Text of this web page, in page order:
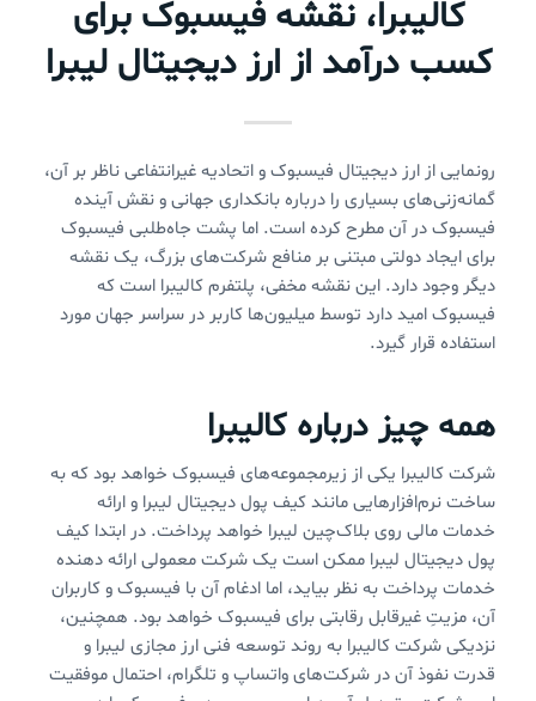
کالیبرا، نقشه فیسبوک برای
کسب درآمد از ارز دیجیتال لیبرا
رونمایی از ارز دیجیتال فیسبوک و اتحادیه غیرانتفاعی ناظر بر آن،
گمانه‌زنی‌های بسیاری را درباره بانکداری جهانی و نقش آینده
فیسبوک در آن مطرح کرده است. اما پشت جاه‌طلبی فیسبوک
برای ایجاد دولتی مبتنی بر منافع شرکت‌های بزرگ، یک نقشه
دیگر وجود دارد. این نقشه مخفی، پلتفرم کالیبرا است که
فیسبوک امید دارد توسط میلیون‌ها کاربر در سراسر جهان مورد
استفاده قرار گیرد.
همه چیز درباره کالیبرا
شرکت کالیبرا یکی از زیرمجموعه‌های فیسبوک خواهد بود که به
ساخت نرم‌افزارهایی مانند کیف پول دیجیتال لیبرا و ارائه
خدمات مالی روی بلاک‌چین لیبرا خواهد پرداخت. در ابتدا کیف
پول دیجیتال لیبرا ممکن است یک شرکت معمولی ارائه دهنده
خدمات پرداخت به نظر بیاید، اما ادغام آن با فیسبوک و کاربران
آن،‌ مزیتِ غیرقابل رقابتی برای فیسبوک خواهد بود. همچنین،
نزدیکی شرکت کالیبرا به روند توسعه فنی ارز مجازی لیبرا و
قدرت نفوذ آن در شرکت‌های واتساپ و تلگرام، احتمال موفقیت